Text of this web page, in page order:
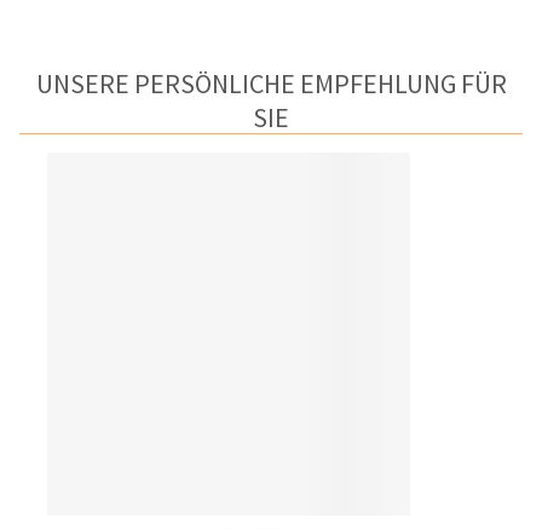
UNSERE PERSÖNLICHE EMPFEHLUNG FÜR
SIE